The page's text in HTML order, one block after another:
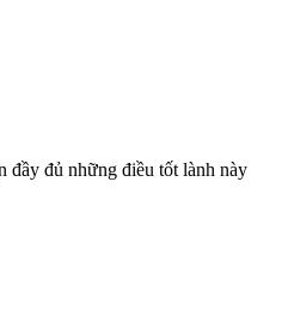
đầy đủ những điều tốt lành này